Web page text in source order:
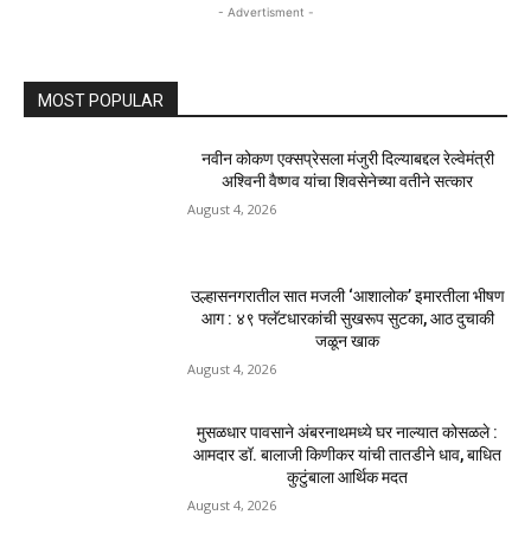
- Advertisment -
MOST POPULAR
नवीन कोकण एक्सप्रेसला मंजुरी दिल्याबद्दल रेल्वेमंत्री
अश्विनी वैष्णव यांचा शिवसेनेच्या वतीने सत्कार
August 4, 2026
उल्हासनगरातील सात मजली ‘आशालोक’ इमारतीला भीषण
आग : ४९ फ्लॅटधारकांची सुखरूप सुटका, आठ दुचाकी
जळून खाक
August 4, 2026
मुसळधार पावसाने अंबरनाथमध्ये घर नाल्यात कोसळले :
आमदार डॉ. बालाजी किणीकर यांची तातडीने धाव, बाधित
कुटुंबाला आर्थिक मदत
August 4, 2026